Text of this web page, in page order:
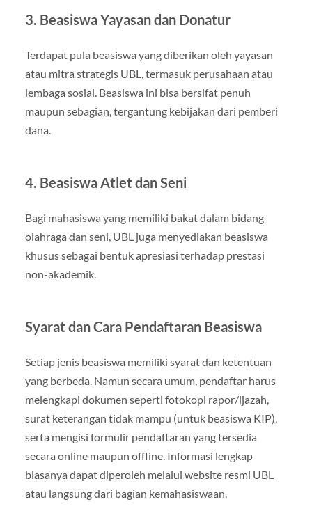
3. Beasiswa Yayasan dan Donatur
Terdapat pula beasiswa yang diberikan oleh yayasan
atau mitra strategis UBL, termasuk perusahaan atau
lembaga sosial. Beasiswa ini bisa bersifat penuh
maupun sebagian, tergantung kebijakan dari pemberi
dana.
4. Beasiswa Atlet dan Seni
Bagi mahasiswa yang memiliki bakat dalam bidang
olahraga dan seni, UBL juga menyediakan beasiswa
khusus sebagai bentuk apresiasi terhadap prestasi
non-akademik.
Syarat dan Cara Pendaftaran Beasiswa
Setiap jenis beasiswa memiliki syarat dan ketentuan
yang berbeda. Namun secara umum, pendaftar harus
melengkapi dokumen seperti fotokopi rapor/ijazah,
surat keterangan tidak mampu (untuk beasiswa KIP),
serta mengisi formulir pendaftaran yang tersedia
secara online maupun offline. Informasi lengkap
biasanya dapat diperoleh melalui website resmi UBL
atau langsung dari bagian kemahasiswaan.